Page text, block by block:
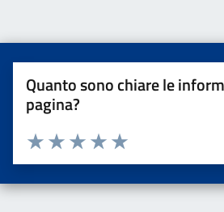
Quanto sono chiare le
pagina?
Valuta da 1 a 5 stelle la pagina
Valuta 5 stelle su 5
Valuta 4 stelle su 5
Valuta 3 stelle su 5
Valuta 2 stelle su 5
Valuta una stella su 5